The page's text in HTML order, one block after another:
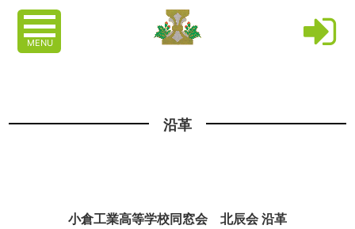
MENU
沿革
小倉工業高等学校同窓会 北辰会 沿革